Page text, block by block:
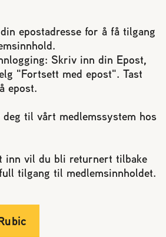
epostadresse for å få tilgang
Skriv inn din Epost,
"Fortsett med epost". Tast
epost.
til vårt medlemssystem hos
inn vil du bli returnert tilbake
tilgang til medlemsinnholdet.